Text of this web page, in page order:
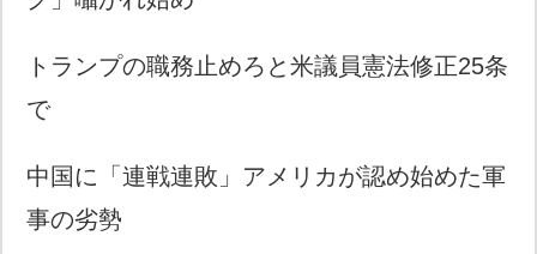
トランプの職務止めろと米議員憲法修正25条
で
中国に「連戦連敗」アメリカが認め始めた軍
事の劣勢